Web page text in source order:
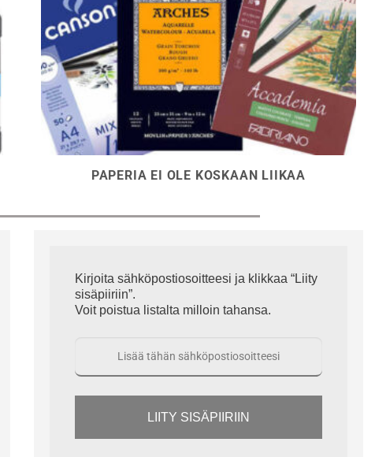
PAPERIA EI OLE KOSKAAN LIIKAA
Kirjoita sähköpostiosoitteesi ja klikkaa “Liity
sisäpiiriin”.
Voit poistua listalta milloin tahansa.
LIITY SISÄPIIRIIN